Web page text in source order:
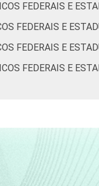
FEDERAIS E
FEDERAIS E
FEDERAIS E
FEDERAIS E